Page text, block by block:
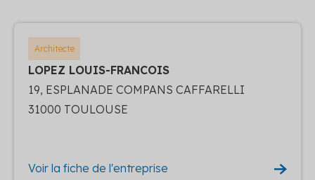
Architecte
LOPEZ LOUIS-FRANCOIS
19, ESPLANADE COMPANS CAFFARELLI
31000 TOULOUSE
Voir la fiche de l'entreprise